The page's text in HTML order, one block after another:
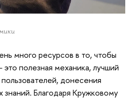
много ресурсов в то, чтобы
полезная механика, лучший
донесения
Благодаря Кружковому